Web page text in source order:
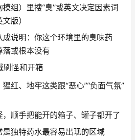
组）里搜“臭”或英文决定因素词
版）
成说明：你这个环境里的臭味药
落或根本没有
刷怪和开箱
红、地牢这类跟“恶心”“负面气氛”
，顺手把能开的箱子、罐子都开了
是独特药水最容易出现的区域